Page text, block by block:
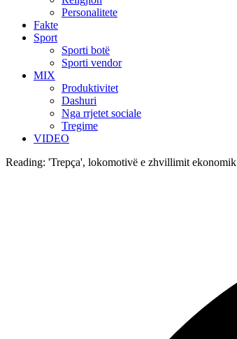
Personalitete
Fakte
Sport
Sporti botë
Sporti vendor
MIX
Produktivitet
Dashuri
Nga rrjetet sociale
Tregime
VIDEO
Reading: 'Trepça', lokomotivë e zhvillimit ekonomik